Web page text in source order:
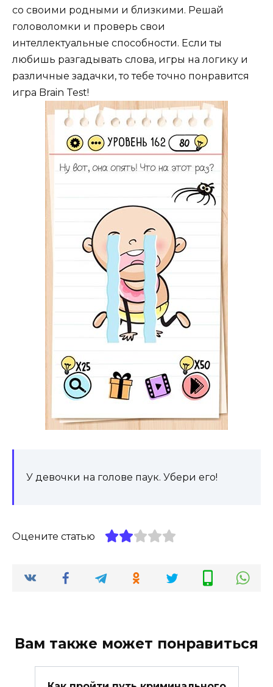
со своими родными и близкими. Решай
головоломки и проверь свои
интеллектуальные способности. Если ты
любишь разгадывать слова, игры на логику и
различные задачки, то тебе точно понравится
игра Brain Test!
У девочки на голове паук. Убери его!
Оцените статью
Вам также может понравиться